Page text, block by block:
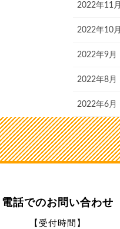
2022年11月
2022年10月
2022年9月
2022年8月
2022年6月
電話でのお問い合わせ
【受付時間】